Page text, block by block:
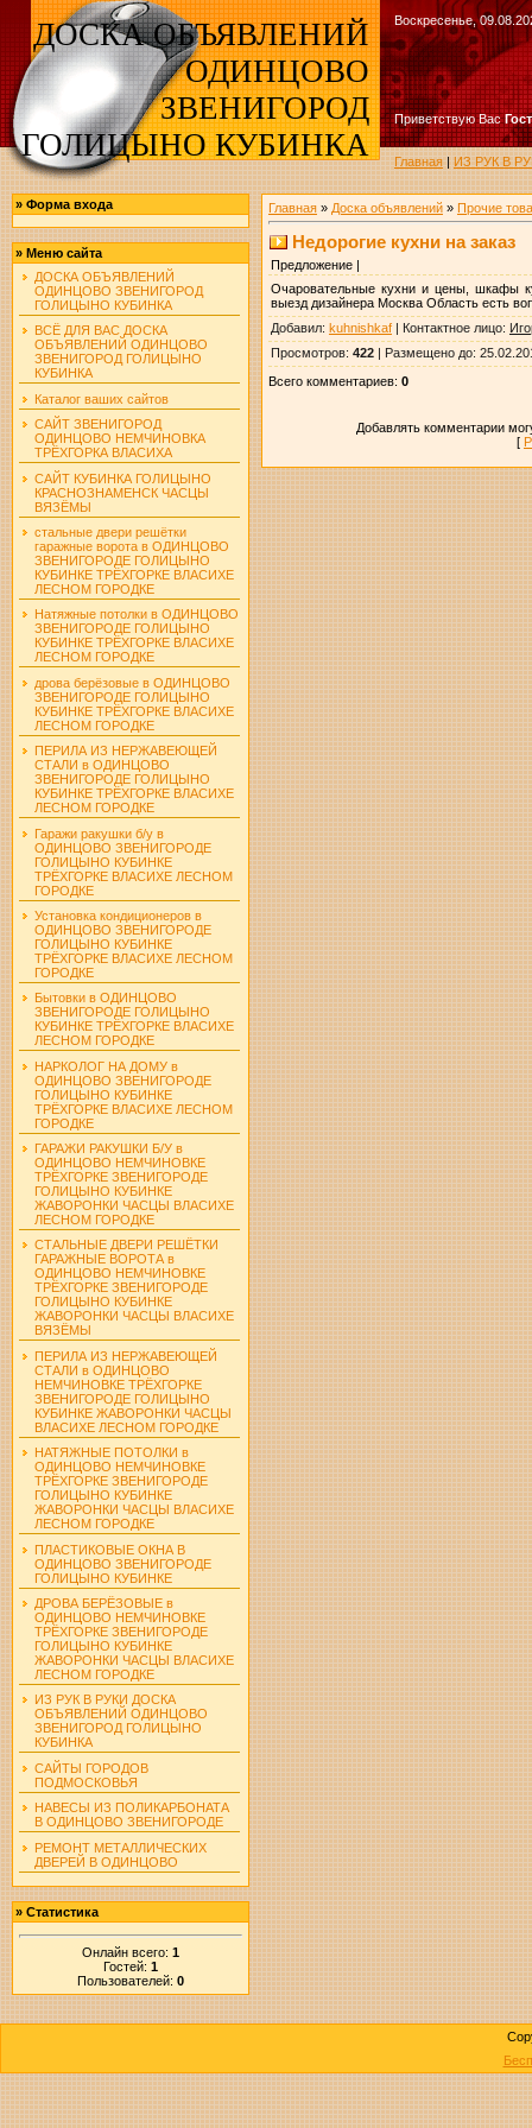
ДОСКА ОБЪЯВЛЕНИЙ
ОДИНЦОВО
ЗВЕНИГОРОД
ГОЛИЦЫНО КУБИНКА
Воскресенье,
Приветствую Вас
Главная|ИЗ РУК В
» Форма входа
» Меню сайта
ДОСКА ОБЪЯВЛЕНИЙ
ОДИНЦОВО ЗВЕНИГОРОД
ГОЛИЦЫНО КУБИНКА
ВСЁ ДЛЯ ВАС ДОСКА
ОБЪЯВЛЕНИЙ ОДИНЦОВО
ЗВЕНИГОРОД ГОЛИЦЫНО
КУБИНКА
Каталог ваших сайтов
САЙТ ЗВЕНИГОРОД
ОДИНЦОВО НЕМЧИНОВКА
ТРЁХГОРКА ВЛАСИХА
САЙТ КУБИНКА ГОЛИЦЫНО
КРАСНОЗНАМЕНСК ЧАСЦЫ
ВЯЗЁМЫ
стальные двери решётки
гаражные ворота в ОДИНЦОВО
ЗВЕНИГОРОДЕ ГОЛИЦЫНО
КУБИНКЕ ТРЁХГОРКЕ ВЛАСИХЕ
ЛЕСНОМ ГОРОДКЕ
Натяжные потолки в ОДИНЦОВО
ЗВЕНИГОРОДЕ ГОЛИЦЫНО
КУБИНКЕ ТРЁХГОРКЕ ВЛАСИХЕ
ЛЕСНОМ ГОРОДКЕ
дрова берёзовые в ОДИНЦОВО
ЗВЕНИГОРОДЕ ГОЛИЦЫНО
КУБИНКЕ ТРЁХГОРКЕ ВЛАСИХЕ
ЛЕСНОМ ГОРОДКЕ
ПЕРИЛА ИЗ НЕРЖАВЕЮЩЕЙ
СТАЛИ в ОДИНЦОВО
ЗВЕНИГОРОДЕ ГОЛИЦЫНО
КУБИНКЕ ТРЁХГОРКЕ ВЛАСИХЕ
ЛЕСНОМ ГОРОДКЕ
Гаражи ракушки б/у в
ОДИНЦОВО ЗВЕНИГОРОДЕ
ГОЛИЦЫНО КУБИНКЕ
ТРЁХГОРКЕ ВЛАСИХЕ ЛЕСНОМ
ГОРОДКЕ
Установка кондиционеров в
ОДИНЦОВО ЗВЕНИГОРОДЕ
ГОЛИЦЫНО КУБИНКЕ
ТРЁХГОРКЕ ВЛАСИХЕ ЛЕСНОМ
ГОРОДКЕ
Бытовки в ОДИНЦОВО
ЗВЕНИГОРОДЕ ГОЛИЦЫНО
КУБИНКЕ ТРЁХГОРКЕ ВЛАСИХЕ
ЛЕСНОМ ГОРОДКЕ
НАРКОЛОГ НА ДОМУ в
ОДИНЦОВО ЗВЕНИГОРОДЕ
ГОЛИЦЫНО КУБИНКЕ
ТРЁХГОРКЕ ВЛАСИХЕ ЛЕСНОМ
ГОРОДКЕ
ГАРАЖИ РАКУШКИ Б/У в
ОДИНЦОВО НЕМЧИНОВКЕ
ТРЁХГОРКЕ ЗВЕНИГОРОДЕ
ГОЛИЦЫНО КУБИНКЕ
ЖАВОРОНКИ ЧАСЦЫ ВЛАСИХЕ
ЛЕСНОМ ГОРОДКЕ
СТАЛЬНЫЕ ДВЕРИ РЕШЁТКИ
ГАРАЖНЫЕ ВОРОТА в
ОДИНЦОВО НЕМЧИНОВКЕ
ТРЁХГОРКЕ ЗВЕНИГОРОДЕ
ГОЛИЦЫНО КУБИНКЕ
ЖАВОРОНКИ ЧАСЦЫ ВЛАСИХЕ
ВЯЗЁМЫ
ПЕРИЛА ИЗ НЕРЖАВЕЮЩЕЙ
СТАЛИ в ОДИНЦОВО
НЕМЧИНОВКЕ ТРЁХГОРКЕ
ЗВЕНИГОРОДЕ ГОЛИЦЫНО
КУБИНКЕ ЖАВОРОНКИ ЧАСЦЫ
ВЛАСИХЕ ЛЕСНОМ ГОРОДКЕ
НАТЯЖНЫЕ ПОТОЛКИ в
ОДИНЦОВО НЕМЧИНОВКЕ
ТРЁХГОРКЕ ЗВЕНИГОРОДЕ
ГОЛИЦЫНО КУБИНКЕ
ЖАВОРОНКИ ЧАСЦЫ ВЛАСИХЕ
ЛЕСНОМ ГОРОДКЕ
ПЛАСТИКОВЫЕ ОКНА В
ОДИНЦОВО ЗВЕНИГОРОДЕ
ГОЛИЦЫНО КУБИНКЕ
ДРОВА БЕРЁЗОВЫЕ в
ОДИНЦОВО НЕМЧИНОВКЕ
ТРЁХГОРКЕ ЗВЕНИГОРОДЕ
ГОЛИЦЫНО КУБИНКЕ
ЖАВОРОНКИ ЧАСЦЫ ВЛАСИХЕ
ЛЕСНОМ ГОРОДКЕ
ИЗ РУК В РУКИ ДОСКА
ОБЪЯВЛЕНИЙ ОДИНЦОВО
ЗВЕНИГОРОД ГОЛИЦЫНО
КУБИНКА
САЙТЫ ГОРОДОВ
ПОДМОСКОВЬЯ
НАВЕСЫ ИЗ ПОЛИКАРБОНАТА
В ОДИНЦОВО ЗВЕНИГОРОДЕ
РЕМОНТ МЕТАЛЛИЧЕСКИХ
ДВЕРЕЙ В ОДИНЦОВО
» Статистика
Онлайн всего: 1
Гостей: 1
Пользователей: 0
Главная» Доска объявлений» Прочие
Недорогие кухни на заказ
Предложение |
Очаровательные кухни и цены, шкафы
выезд дизайнера Москва Область есть
Добавил: kuhnishkaf| Контактное лицо:
Просмотров: 422| Размещено до:
Всего комментариев: 0
Добавлять комментарии
[